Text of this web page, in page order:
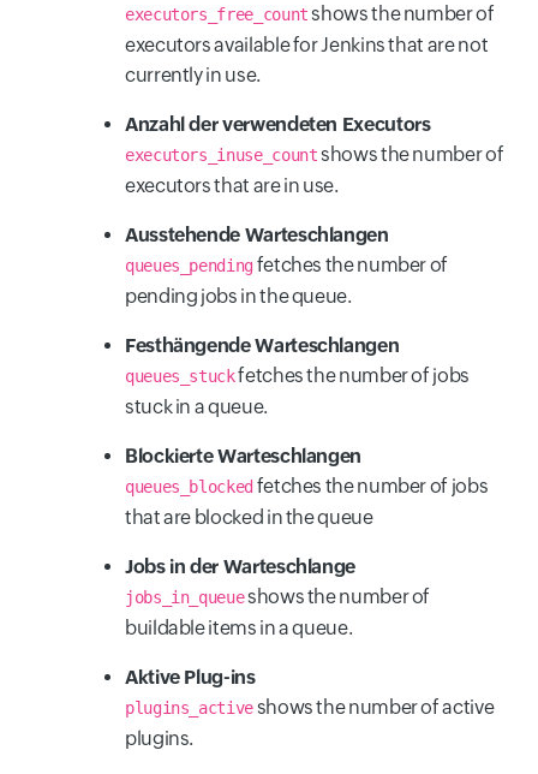
executors_free_countshows the number of
executors available for Jenkins that are not
currently in use.
Anzahl der verwendeten Executors
executors_inuse_countshows the number of
executors that are in use.
Ausstehende Warteschlangen
queues_pendingfetches the number of
pending jobs in the queue.
Festhängende Warteschlangen
queues_stuckfetches the number of jobs
stuck in a queue.
Blockierte Warteschlangen
queues_blockedfetches the number of jobs
that are blocked in the queue
Jobs in der Warteschlange
jobs_in_queueshows the number of
buildable items in a queue.
Aktive Plug-ins
plugins_activeshows the number of active
plugins.